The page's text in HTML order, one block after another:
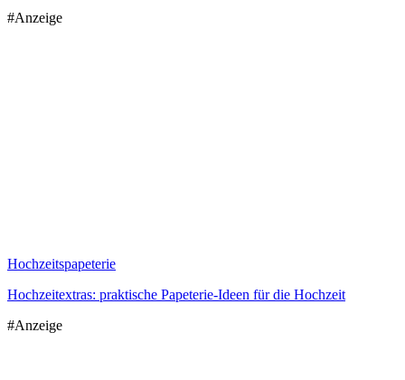
#Anzeige
Hochzeitspapeterie
Hochzeitextras: praktische Papeterie-Ideen für die Hochzeit
#Anzeige